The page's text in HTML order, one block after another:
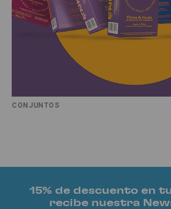
CONJUNTOS
15% de descuento en
recibe nuestra